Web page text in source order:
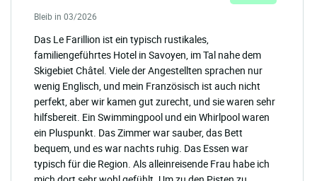
Bleib in 03/2026
Das Le Farillion ist ein typisch rustikales,
familiengeführtes Hotel in Savoyen, im Tal nahe dem
Skigebiet Châtel. Viele der Angestellten sprachen nur
wenig Englisch, und mein Französisch ist auch nicht
perfekt, aber wir kamen gut zurecht, und sie waren sehr
hilfsbereit. Ein Swimmingpool und ein Whirlpool waren
ein Pluspunkt. Das Zimmer war sauber, das Bett
bequem, und es war nachts ruhig. Das Essen war
typisch für die Region. Als alleinreisende Frau habe ich